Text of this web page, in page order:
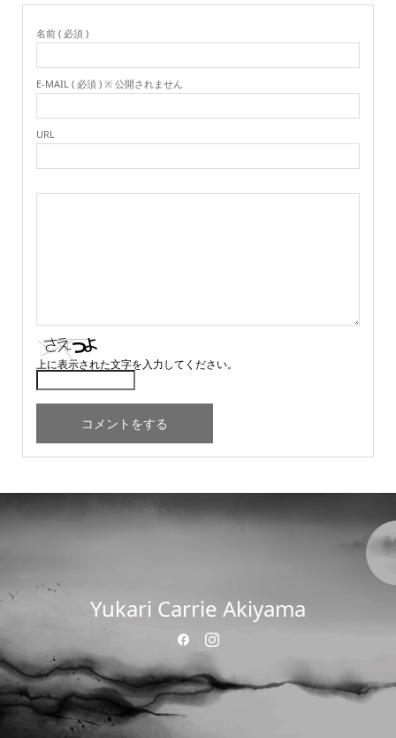
名前 ( 必須 )
E-MAIL ( 必須 ) ※ 公開されません
URL
上に表示された文字を入力してください。
Yukari Carrie Akiyama